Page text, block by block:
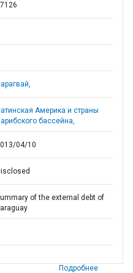
Америка и страны
бассейна,
04/10
of the external debt of
Подробнее